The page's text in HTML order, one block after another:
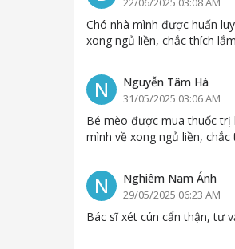
Chó nhà mình được huấn
xong ngủ liền, chắc thích
N Nguyễn Tâm Hà
31/05/2025 03:06 AM
Bé mèo được mua thuốc trị
mình về xong ngủ liền, chắc
N Nghiêm Nam Ánh
29/05/2025 06:23 AM
Bác sĩ xét cún cẩn thận, tư